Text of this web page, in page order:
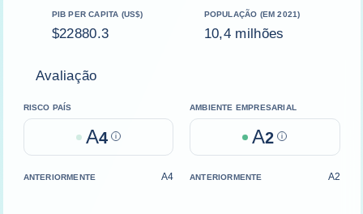
PIB PER CAPITA (US$)
$22880.3
POPULAÇÃO (EM 2021)
10,4 milhões
Avaliação
RISCO PAÍS
A4 Help
AMBIENTE EMPRESARIAL
A2 Help
ANTERIORMENTE A4 ANTERIORMENTE A2